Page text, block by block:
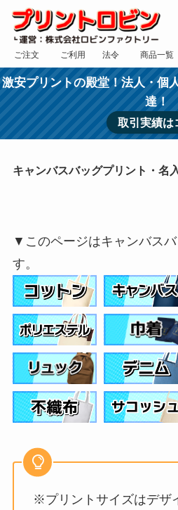
ご注文
フォーム
ご利用
規約
法令
表記
商品一覧
カテゴリー
激安プリントの殿堂！法人・個
達！
取引実績は
キャンバスバッグプリント・名
▼このページはキャンバス
す。
※プリントサイズはデザ